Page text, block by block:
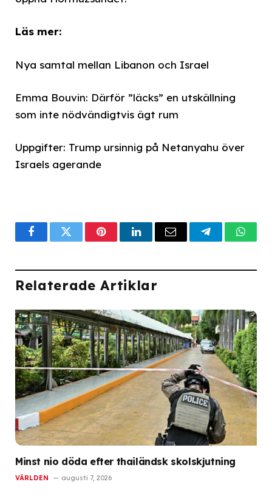
Läs mer:
Nya samtal mellan Libanon och Israel
Emma Bouvin: Därför ”läcks” en utskällning
som inte nödvändigtvis ägt rum
Uppgifter: Trump ursinnig på Netanyahu över
Israels agerande
FacebookTwitterPinterestLinkedInEmail Telegram
Relaterade Artiklar
Minst nio döda efter thailändsk skolskjutning
VÄRLDEN augusti 7, 2026